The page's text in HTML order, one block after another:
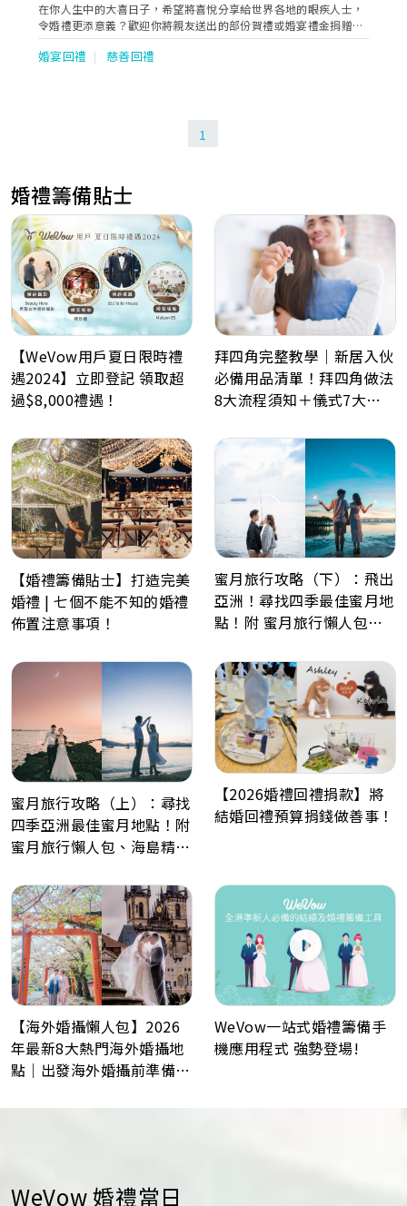
在你人生中的大喜日子，希望將喜悅分享給世界各地的眼疾人士，
令婚禮更添意義？歡迎你將親友送出的部份賀禮或婚宴禮金捐贈奧
比斯，款項將會用於發展中地區的眼科項目，讓眼疾病人能夠重見
光明。你亦可額外選購慈善婚禮回禮禮品，為你的婚宴添上祝福之
婚宴回禮 慈善回禮
1
婚禮籌備貼士
【WeVow用戶夏日限時禮
遇2024】立即登記 領取超
過$8,000禮遇！
拜四角完整教學｜新居入伙
必備用品清單！拜四角做法
8大流程須知＋儀式7大禁
【婚禮籌備貼士】打造完美
婚禮 | 七個不能不知的婚禮
佈置注意事項！
蜜月旅行攻略（下）：飛出
亞洲！尋找四季最佳蜜月地
點！附 蜜月旅行懶人包、
蜜月旅行攻略（上）：尋找
四季亞洲最佳蜜月地點！附
蜜月旅行懶人包、海島精選
【2026婚禮回禮捐款】將
結婚回禮預算捐錢做善事！
【海外婚攝懶人包】2026
年最新8大熱門海外婚攝地
點｜出發海外婚攝前準備事
WeVow一站式婚禮籌備手
機應用程式 強勢登場!
WeVow 婚禮當日